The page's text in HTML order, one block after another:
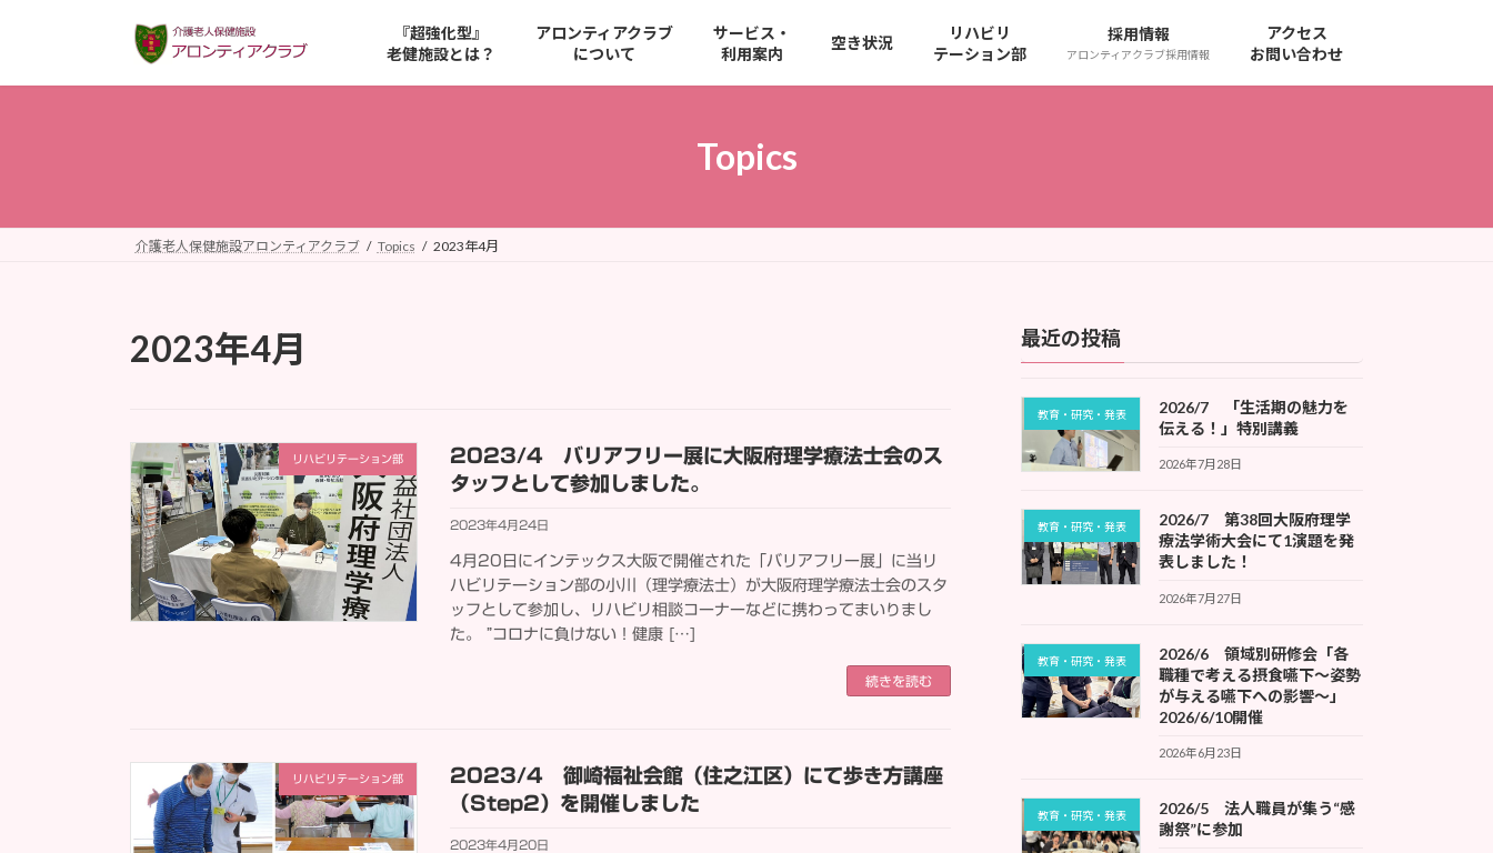
ン
ッ
ー
移
『超強化型』
老健施設とは？
アロンティアクラブ
について
サービス・
利用案内
空き状況
リハビリ
テーション部
採用情報
アロンティアクラブ採用情報
アクセス
お問い合わせ
Topics
介護老人保健施設アロンティアクラブ Topics 2023年4月
2023年4月
リハビリテーション部
2023/4 バリアフリー展に大阪府理学療法士会のス
タッフとして参加しました。
2023年4月24日
4月20日にインテックス大阪で開催された「バリアフリー展」に当リ
ハビリテーション部の小川（理学療法士）が大阪府理学療法士会のスタ
ッフとして参加し、リハビリ相談コーナーなどに携わってまいりまし
た。 ”コロナに負けない！健康 […]
続きを読む
リハビリテーション部
2023/4 御崎福祉会館（住之江区）にて歩き方講座
（Step2）を開催しました
2023年4月20日
最近の投稿
教育・研究・発表
2026/7 「生活期の魅力を
伝える！」特別講義
2026年7月28日
教育・研究・発表
2026/7 第38回大阪府理学
療法学術大会にて1演題を発
表しました！
2026年7月27日
教育・研究・発表
2026/6 領域別研修会「各
職種で考える摂食嚥下〜姿勢
が与える嚥下への影響〜」
2026/6/10開催
2026年6月23日
教育・研究・発表
2026/5 法人職員が集う“感
謝祭”に参加